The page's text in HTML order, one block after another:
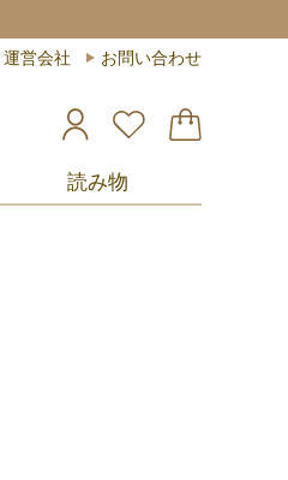
運営会社 お問い合わせ
読み物